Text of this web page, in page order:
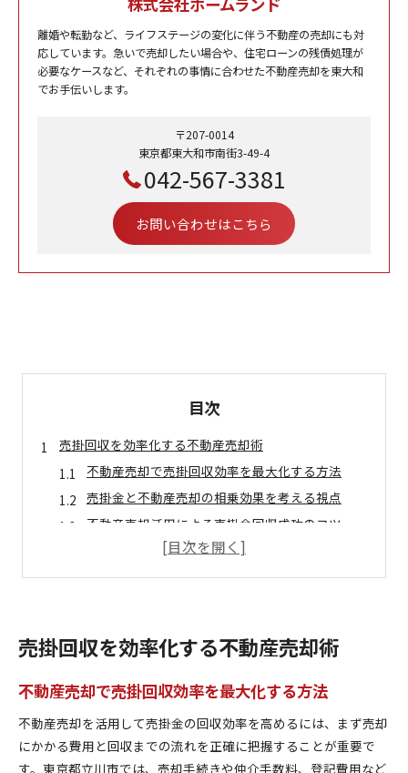
離婚や転勤など、ライフステージの変化に伴う不動産の売却にも対
応しています。急いで売却したい場合や、住宅ローンの残債処理が
必要なケースなど、それぞれの事情に合わせた不動産売却を東大和
でお手伝いします。
〒207-0014
東京都東大和市南街3-49-4
042-567-3381
お問い合わせはこちら
目次
売掛回収を効率化する不動産売却術
不動産売却で売掛回収効率を最大化する方法
売掛金と不動産売却の相乗効果を考える視点
不動産売却活用による売掛金回収成功のコツ
売掛回収と不動産売却の連携が生む実践メリット
売掛の課題を解消する不動産売却の新戦略
売掛金回収で役立つ費用節約の具体策とは
東京都立川市で注目の費用圧縮型売掛金対策
費用負担を軽減する売掛金回収の工夫を紹介
不動産売却なら売掛金回収率の向上へ
売掛回収を効率化する不動産売却術
不動産売却で売掛回収効率を最大化する方法
不動産売却を活用して売掛金の回収効率を高めるには、まず売却
にかかる費用と回収までの流れを正確に把握することが重要で
す。東京都立川市では、売却手続きや仲介手数料、登記費用など